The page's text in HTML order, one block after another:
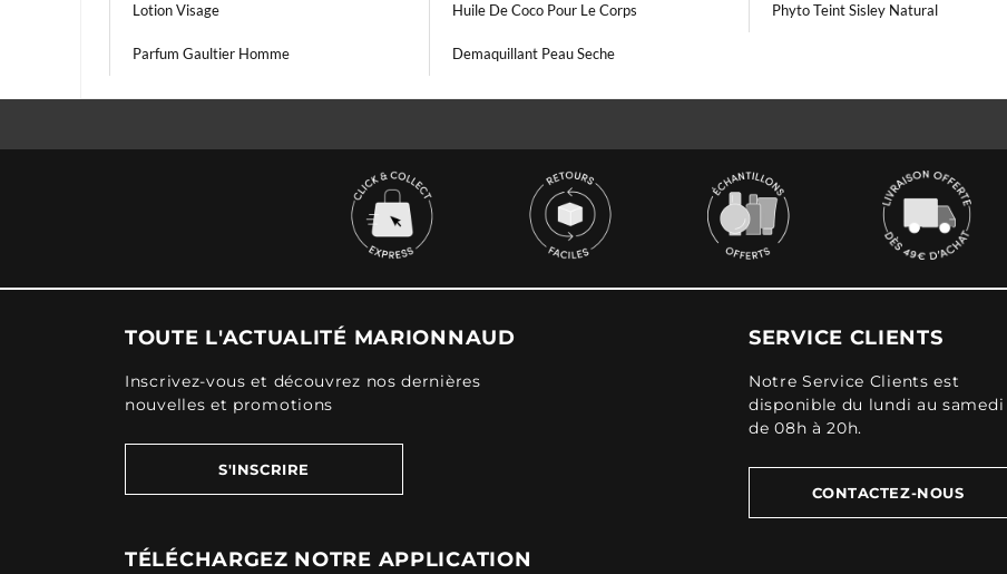
Lotion Visage Huile De Coco Pour Le Corps Phyto Teint Sisley Natural
Parfum Gaultier Homme Demaquillant Peau Seche
TOUTE L'ACTUALITÉ MARIONNAUD
Inscrivez-vous et découvrez nos dernières
nouvelles et promotions
S'INSCRIRE
TÉLÉCHARGEZ NOTRE APPLICATION
SERVICE CLIENTS
Notre Service Clients est
disponible du lundi au samedi
de 08h à 20h.
CONTACTEZ-NOUS